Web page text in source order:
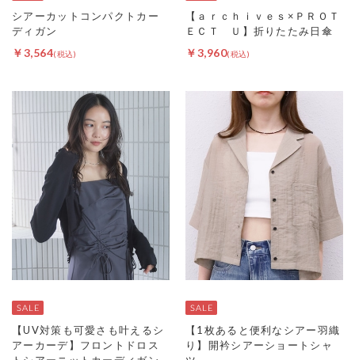
シアーカットコンパクトカー
ディガン
￥3,564
【ａｒｃｈｉｖｅｓ×ＰＲＯＴ
ＥＣＴ Ｕ】折りたたみ日傘
￥3,960
【UV対策も可愛さも叶えるシ
アーカーデ】フロントドロス
【1枚あると便利なシアー羽織
り】開衿シアーショートシャ